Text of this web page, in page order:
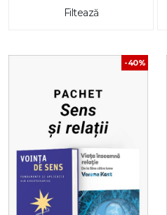
Filtează
-40%